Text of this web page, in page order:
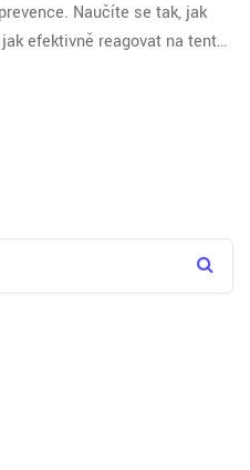
Naučíte se tak, jak
efektivně reagovat na tento